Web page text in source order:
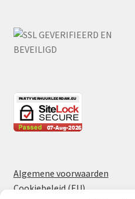
Algemene voorwaarden
Cookiebeleid (EU)